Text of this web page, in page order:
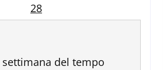
28
del tempo